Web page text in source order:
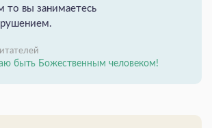
то вы занимаетесь
быть Божественным человеком!